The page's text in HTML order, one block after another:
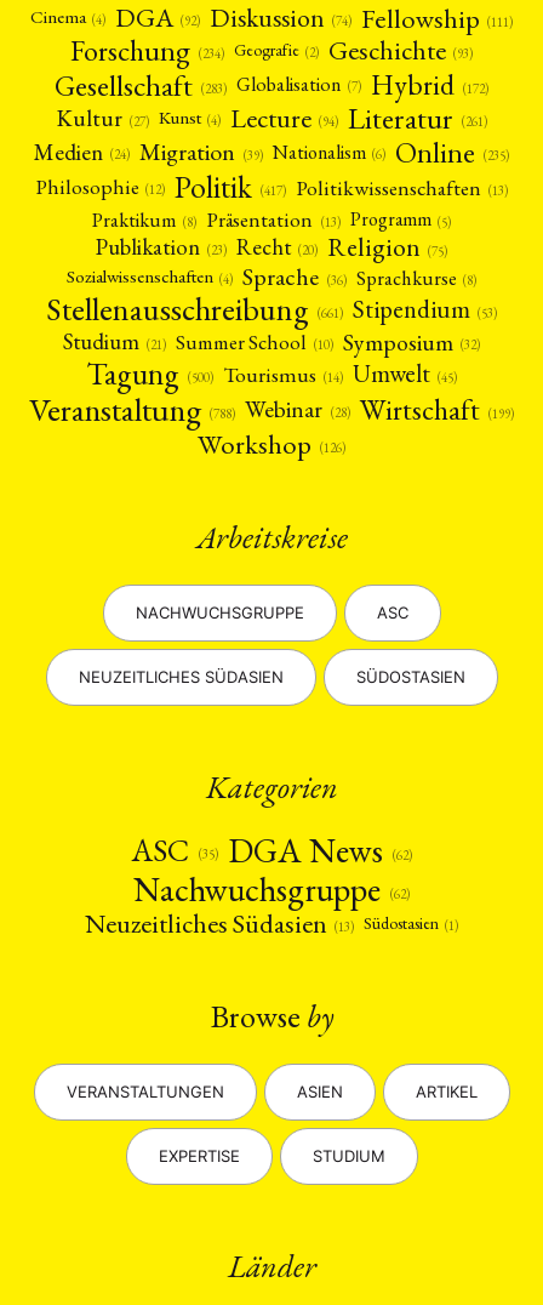
Stellenausschreibung (661) Stipendium (53) Studium (21)
Summer School (10) Symposium (32) Tagung (500) Tourismus (14)
Umwelt (45) Veranstaltung (788) Wirtschaft
Workshop (126)
MITGLIEDSCHAFT STUDIUM DATENSCHUTZERKLÄRUNG
MITGLIEDERBEREICH KONTAKT SPENDEN SIE JETZT!
ENGLISH
Cinema (4) DGA (92) Diskussion (74) Fellowship (111)
Forschung (234) Geografie (2) Geschichte (93)
Gesellschaft (283) Globalisation (7) Hybrid (172)
Kultur (27) Kunst (4) Lecture (94) Literatur (261)
Medien (24) Migration (39) Nationalism (6) Online (235)
Philosophie (12) Politik (417) Politikwissenschaften (13)
Praktikum (8) Präsentation (13) Programm (5)
Publikation (23) Recht (20) Religion (75)
Sozialwissenschaften (4) Sprache (36) Sprachkurse (8)
Stellenausschreibung (661) Stipendium (53)
Studium (21) Summer School (10) Symposium (32)
Tagung (500) Tourismus (14) Umwelt (45)
Veranstaltung (788) Webinar (28) Wirtschaft (199)
Workshop (126)
Arbeitskreise
NACHWUCHSGRUPPE ASC
NEUZEITLICHES SÜDASIEN SÜDOSTASIEN
Kategorien
ASC
(35) DGA News (62)
Nachwuchsgruppe (62)
Neuzeitliches Südasien (13) Südostasien (1)
Browse by
VERANSTALTUNGEN ASIEN ARTIKEL
EXPERTISE STUDIUM
Länder